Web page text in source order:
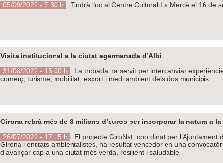
05/09/2022 - 7.30 h
Tindrà lloc al Centre Cultural La Mercè el 16 de
Visita institucional a la ciutat agermanada d’Albi
31/08/2022 - 15.00 h
La trobada ha servit per intercanviar
comerç, turisme, mobilitat, esport i medi ambient dels dos municipis.
Girona rebrà més de 3 milions d’euros per incorporar la natura a
26/07/2022 - 17.15 h
El projecte GiroNat, coordinat per
Girona i entitats ambientalistes, ha resultat vencedor en una
d’avançar cap a una ciutat més verda, resilient i saludable